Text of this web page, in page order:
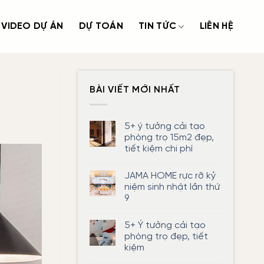
VIDEO DỰ ÁN DỰ TOÁN TIN TỨC LIÊN HỆ
BÀI VIẾT MỚI NHẤT
5+ ý tưởng cải tạo
phòng trọ 15m2 đẹp,
tiết kiệm chi phí
bình
luận
ở
5+
cải
tạo
phòng
trọ
15m2
JAMA HOME rực rỡ kỷ
niệm sinh nhật lần thứ
9
bình
luận
ở
JAMA
5+ Ý tưởng cải tạo
phòng trọ đẹp, tiết
kiệm